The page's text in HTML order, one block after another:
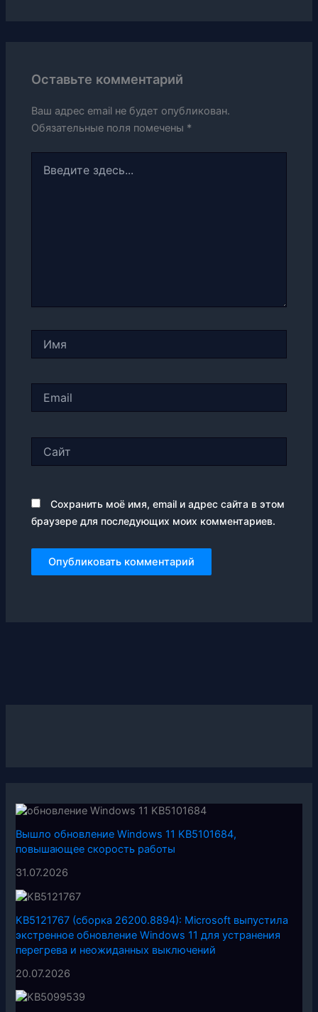
Оставьте комментарий
Ваш адрес email не будет опубликован.
Обязательные поля помечены *
здесь...
Сохранить моё имя, email и адрес сайта в этом
браузере для последующих моих комментариев.
Вышло обновление Windows 11 KB5101684,
повышающее скорость работы
31.07.2026
KB5121767 (сборка 26200.8894): Microsoft выпустила
экстренное обновление Windows 11 для устранения
перегрева и неожиданных выключений
20.07.2026